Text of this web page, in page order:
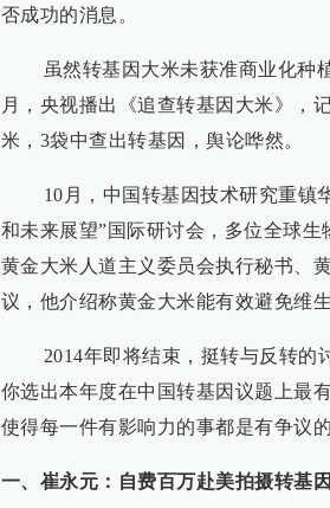
否成功的消息。
虽然转基因大米未获准商业化种植
月，央视播出《追查转基因大米》，
米，3袋中查出转基因，舆论哗然。
10月，中国转基因技术研究重镇华
和未来展望”国际研讨会，多位全球生
黄金大米人道主义委员会执行秘书、
议，他介绍称黄金大米能有效避免维
2014年即将结束，挺转与反转的讨
你选出本年度在中国转基因议题上最
使得每一件有影响力的事都是有争议
一、崔永元：自费百万赴美拍摄转基